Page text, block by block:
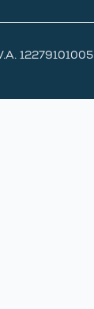
12279101005